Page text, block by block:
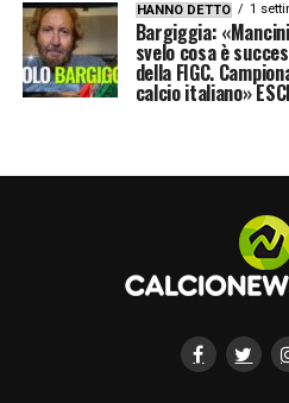
HANNO DETTO 1
Bargiggia:
svelo cosa è
della FIGC.
calcio italiano»